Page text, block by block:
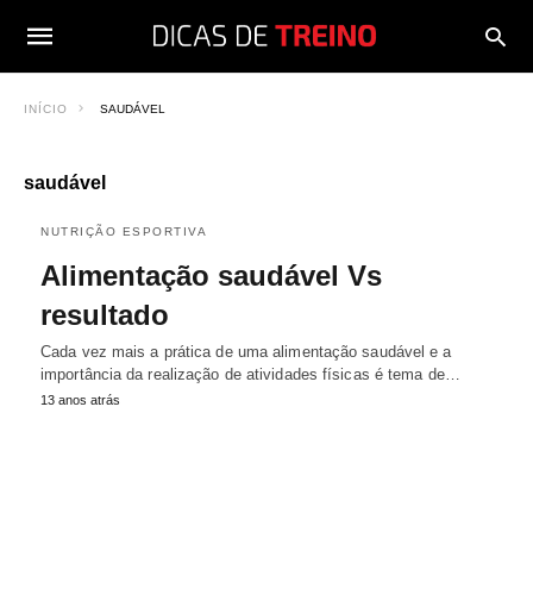
INÍCIO SAUDÁVEL
saudável
NUTRIÇÃO ESPORTIVA
Alimentação saudável Vs
resultado
Cada vez mais a prática de uma alimentação saudável e a
importância da realização de atividades físicas é tema de…
13 anos atrás